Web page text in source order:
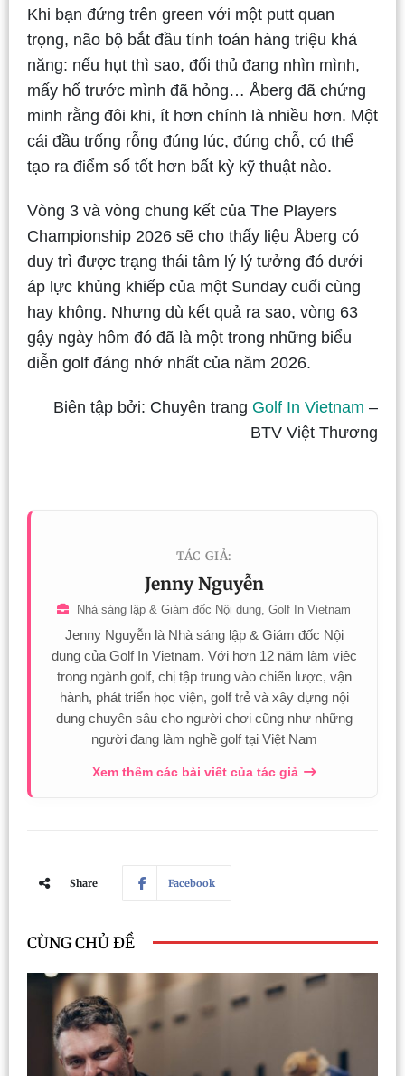
Khi bạn đứng trên green với một putt quan
trọng, não bộ bắt đầu tính toán hàng triệu khả
năng: nếu hụt thì sao, đối thủ đang nhìn mình,
mấy hố trước mình đã hỏng… Åberg đã chứng
minh rằng đôi khi, ít hơn chính là nhiều hơn. Một
cái đầu trống rỗng đúng lúc, đúng chỗ, có thể
tạo ra điểm số tốt hơn bất kỳ kỹ thuật nào.
Vòng 3 và vòng chung kết của The Players
Championship 2026 sẽ cho thấy liệu Åberg có
duy trì được trạng thái tâm lý lý tưởng đó dưới
áp lực khủng khiếp của một Sunday cuối cùng
hay không. Nhưng dù kết quả ra sao, vòng 63
gậy ngày hôm đó đã là một trong những biểu
diễn golf đáng nhớ nhất của năm 2026.
Biên tập bởi: Chuyên trang Golf In Vietnam –
BTV Việt Thương
TÁC GIẢ:
Jenny Nguyễn
Nhà sáng lập & Giám đốc Nội dung, Golf In Vietnam
Jenny Nguyễn là Nhà sáng lập & Giám đốc Nội
dung của Golf In Vietnam. Với hơn 12 năm làm việc
trong ngành golf, chị tập trung vào chiến lược, vận
hành, phát triển học viện, golf trẻ và xây dựng nội
dung chuyên sâu cho người chơi cũng như những
người đang làm nghề golf tại Việt Nam
Xem thêm các bài viết của tác giả
Share Facebook
CÙNG CHỦ ĐỀ